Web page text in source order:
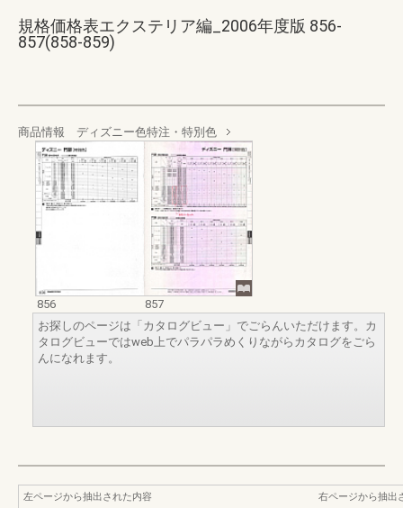
規格価格表エクステリア編_2006年度版 856-
857(858-859)
商品情報 ディズニー色特注・特別色
856
857
お探しのページは「カタログビュー」でごらんいただけます。カ
タログビューではweb上でパラパラめくりながらカタログをごら
んになれます。
左ページから抽出された内容
右ページから抽出